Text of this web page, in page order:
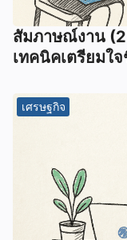
สัมภาษณ์งาน
เทคนิคเตรียมใ
เศรษฐกิจ